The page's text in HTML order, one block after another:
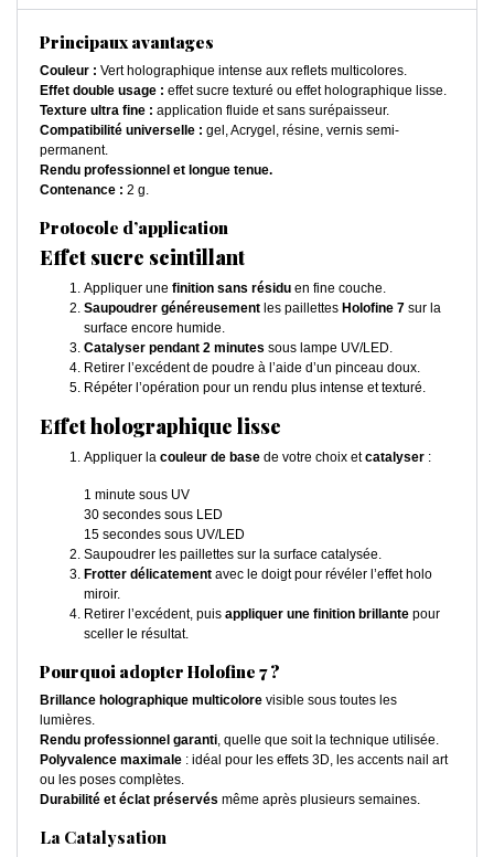
Principaux avantages
Couleur : Vert holographique intense aux reflets multicolores.
Effet double usage : effet sucre texturé ou effet holographique lisse.
Texture ultra fine : application fluide et sans surépaisseur.
Compatibilité universelle : gel, Acrygel, résine, vernis semi-
permanent.
Rendu professionnel et longue tenue.
Contenance : 2 g.
Protocole d’application
Effet sucre scintillant
Appliquer une finition sans résidu en fine couche.
Saupoudrer généreusement les paillettes Holofine 7 sur la
surface encore humide.
Catalyser pendant 2 minutes sous lampe UV/LED.
Retirer l’excédent de poudre à l’aide d’un pinceau doux.
Répéter l’opération pour un rendu plus intense et texturé.
Effet holographique lisse
Appliquer la couleur de base de votre choix etcatalyser :
1 minute sous UV
30 secondes sous LED
15 secondes sous UV/LED
Saupoudrer les paillettes sur la surface catalysée.
Frotter délicatement avec le doigt pour révéler l’effet holo
miroir.
Retirer l’excédent, puis appliquer une finition brillante pour
sceller le résultat.
Pourquoi adopter Holofine 7 ?
Brillance holographique multicolore visible sous toutes les
lumières.
Rendu professionnel garanti, quelle que soit la technique utilisée.
Polyvalence maximale : idéal pour les effets 3D, les accents nail art
ou les poses complètes.
Durabilité et éclat préservés même après plusieurs semaines.
La Catalysation